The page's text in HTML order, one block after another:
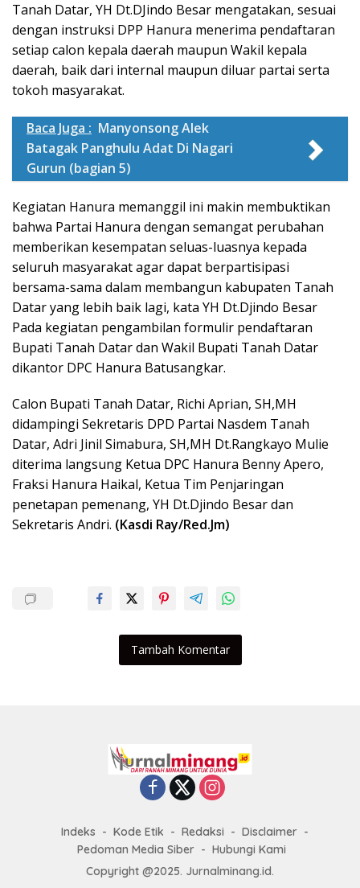
Tanah Datar, YH Dt.DJindo Besar mengatakan, sesuai
dengan instruksi DPP Hanura menerima pendaftaran
setiap calon kepala daerah maupun Wakil kepala
daerah, baik dari internal maupun diluar partai serta
tokoh masyarakat.
Baca Juga : Manyonsong Alek
Batagak Panghulu Adat Di Nagari
Gurun (bagian 5)
Kegiatan Hanura memanggil ini makin membuktikan
bahwa Partai Hanura dengan semangat perubahan
memberikan kesempatan seluas-luasnya kepada
seluruh masyarakat agar dapat berpartisipasi
bersama-sama dalam membangun kabupaten Tanah
Datar yang lebih baik lagi, kata YH Dt.Djindo Besar
Pada kegiatan pengambilan formulir pendaftaran
Bupati Tanah Datar dan Wakil Bupati Tanah Datar
dikantor DPC Hanura Batusangkar.
Calon Bupati Tanah Datar, Richi Aprian, SH,MH
didampingi Sekretaris DPD Partai Nasdem Tanah
Datar, Adri Jinil Simabura, SH,MH Dt.Rangkayo Mulie
diterima langsung Ketua DPC Hanura Benny Apero,
Fraksi Hanura Haikal, Ketua Tim Penjaringan
penetapan pemenang, YH Dt.Djindo Besar dan
Sekretaris Andri. (Kasdi Ray/Red.Jm)
Tambah Komentar
Indeks Kode Etik Redaksi
Disclaimer
Pedoman Media Siber
Hubungi Kami
Copyright @2025. Jurnalminang.id.